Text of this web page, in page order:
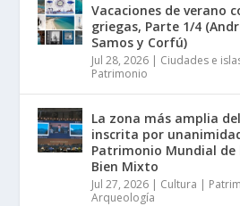
Vacaciones de verano
griegas, Parte 1/4
Samos y Corfú)
Jul 28, 2026 | Ciudades e
Patrimonio
La zona más amplia
inscrita por
Patrimonio Mundial de
Bien Mixto
Jul 27, 2026 | Cultura |
Arqueología